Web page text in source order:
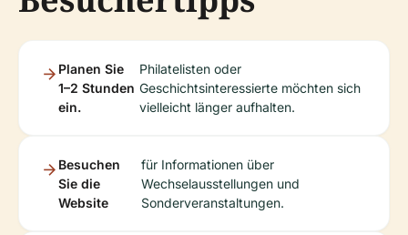
Planen Sie
1–2 Stunden
ein.
Philatelisten oder
Geschichtsinteressierte möchten sich
vielleicht länger aufhalten.
Besuchen
Sie die
Website
für Informationen über
Wechselausstellungen und
Sonderveranstaltungen.